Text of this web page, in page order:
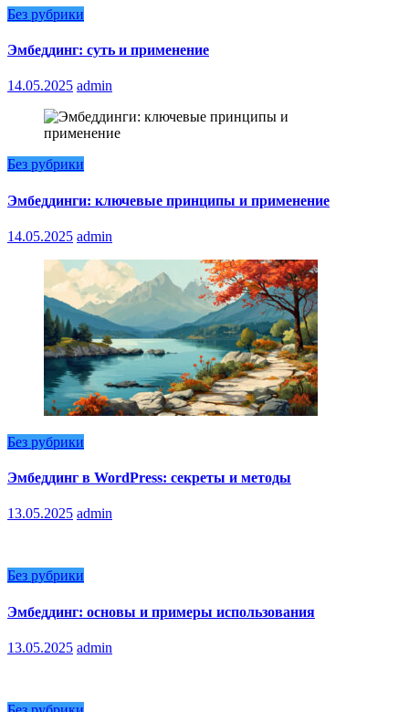
Без рубрики
Эмбеддинг: суть и применение
14.05.2025 admin
Без рубрики
Эмбеддинги: ключевые принципы и применение
14.05.2025 admin
Без рубрики
Эмбеддинг в WordPress: секреты и методы
13.05.2025 admin
Без рубрики
Эмбеддинг: основы и примеры использования
13.05.2025 admin